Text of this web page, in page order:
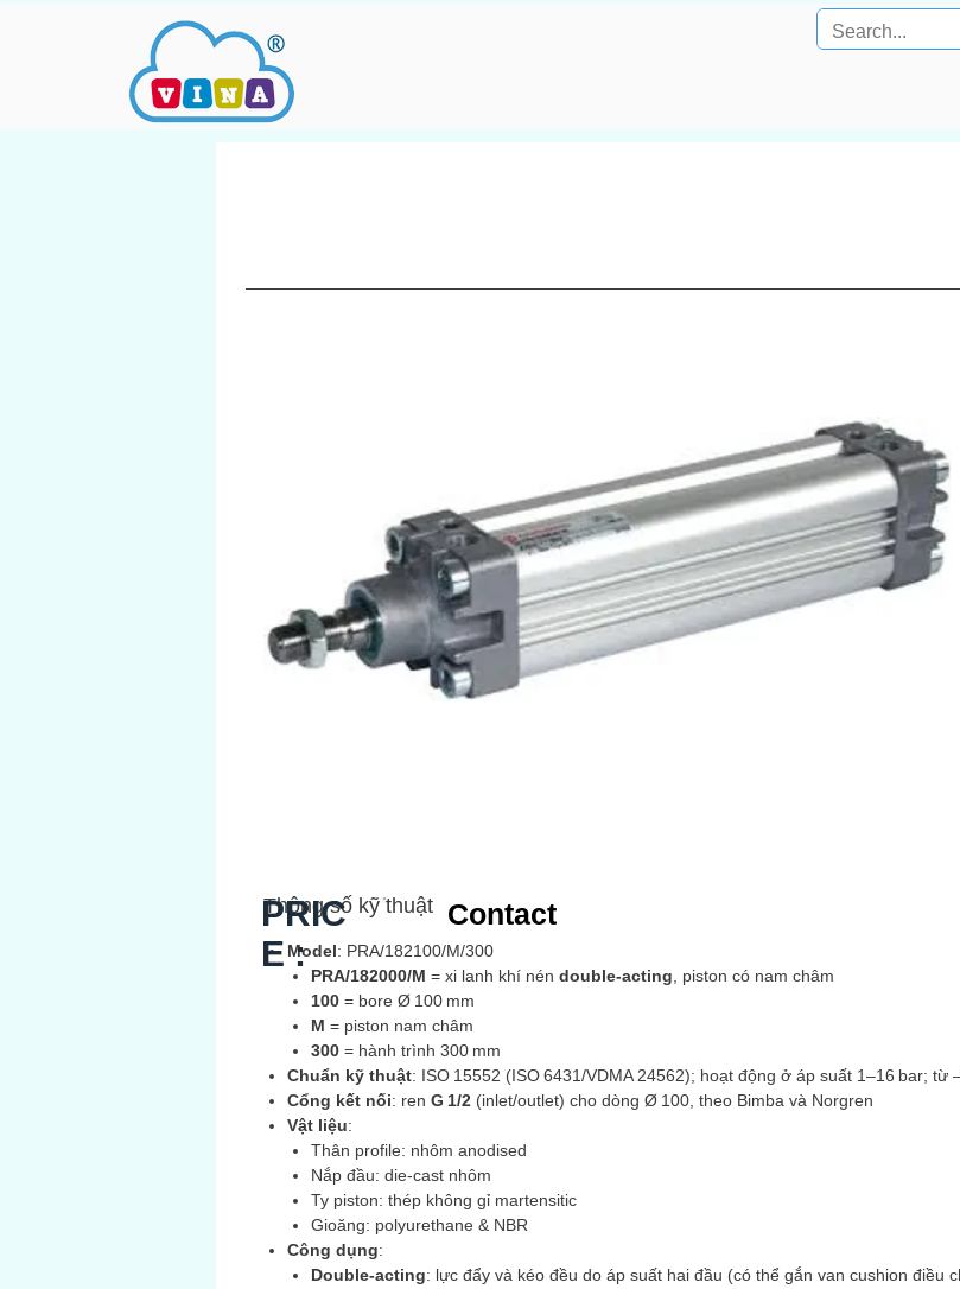
Thông số kỹ thuật
Model: PRA/182100/M/300
PRA/182000/M = xi lanh khí nén double‑acting , piston có nam châm
100 = bore Ø 100 mm
M = piston nam châm
300 = hành trình 300 mm
Chuẩn kỹ thuật: ISO 15552 (ISO 6431/VDMA 24562); hoạt động ở áp suất 1–16 bar; từ
Cổng kết nối: ren G 1/2 (inlet/outlet) cho dòng Ø 100, theo Bimba và Norgren
Vật liệu:
Thân profile: nhôm anodised
Nắp đầu: die‑cast nhôm
Ty piston: thép không gỉ martensitic
Gioăng: polyurethane & NBR
Công dụng:
Double‑acting: lực đẩy và kéo đều do áp suất hai đầu (có thể gắn van cushion điều
Contact
PRIC
E :